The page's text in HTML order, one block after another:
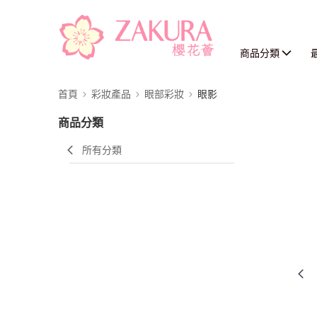
商品分類
首頁 彩妝產品 眼部彩妝 眼影
商品分類
所有分類